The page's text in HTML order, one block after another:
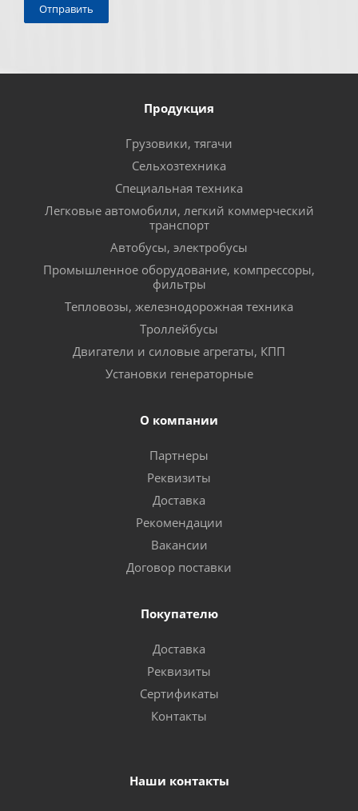
Продукция
Грузовики, тягачи
Сельхозтехника
Специальная техника
Легковые автомобили, легкий коммерческий
транспорт
Автобусы, электробусы
Промышленное оборудование, компрессоры,
фильтры
Тепловозы, железнодорожная техника
Троллейбусы
Двигатели и силовые агрегаты, КПП
Установки генераторные
О компании
Партнеры
Реквизиты
Доставка
Рекомендации
Вакансии
Договор поставки
Покупателю
Доставка
Реквизиты
Сертификаты
Контакты
Наши контакты